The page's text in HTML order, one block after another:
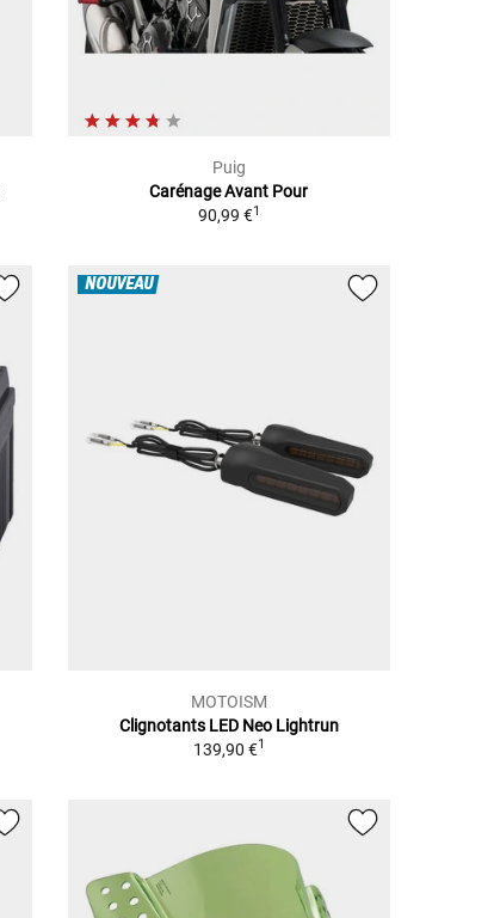
Puig
Carénage Avant Pour
90,99 €1
NOUVEAU
MOTOISM
Clignotants LED Neo Lightrun
139,90 €1